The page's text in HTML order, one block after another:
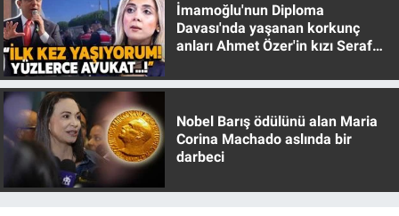
İmamoğlu'nun Diploma
Davası'nda yaşanan korkunç
anları Ahmet Özer'in kızı Seraf
Nobel Barış ödülünü alan Maria
Corina Machado aslında bir
darbeci